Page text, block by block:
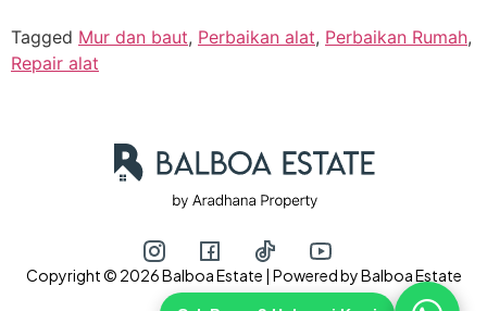
Tagged Mur dan baut, Perbaikan alat, Perbaikan Rumah,
Repair alat
Copyright © 2026 Balboa Estate | Powered by Balboa Estate